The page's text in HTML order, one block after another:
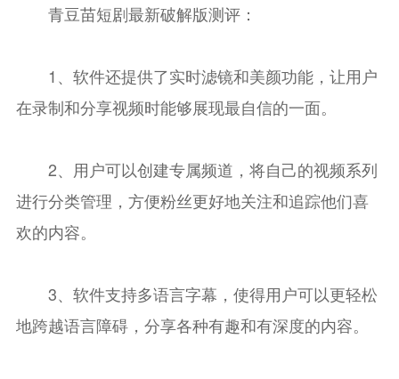
青豆苗短剧最新破解版测评：
1、软件还提供了实时滤镜和美颜功能，让用户
在录制和分享视频时能够展现最自信的一面。
2、用户可以创建专属频道，将自己的视频系列
进行分类管理，方便粉丝更好地关注和追踪他们喜
欢的内容。
3、软件支持多语言字幕，使得用户可以更轻松
地跨越语言障碍，分享各种有趣和有深度的内容。